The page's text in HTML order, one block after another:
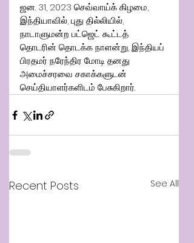
ஜன. 31, 2023 செவ்வாய்க் கிழமை,
இந்தியாவில், புது தில்லியில்,
நாடாளுமன்ற பட்ஜெட் கூட்டத்
தொடரின் தொடக்க நாளன்று, இந்தியப்
பிரதமர் நரேந்திர மோடி தனது
அமைச்சரவை சகாக்களுடன்
செய்தியாளர்களிடம் பேசுகிறார்.
Recent Posts See All